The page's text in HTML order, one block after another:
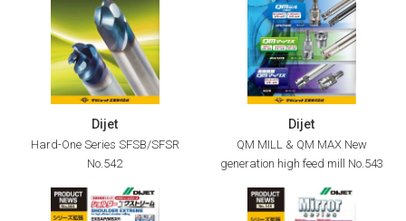
Dijet
Hard-One Series SFSB/SFSR
No.542
Dijet
QM MILL & QM MAX New
generation high feed mill No.543